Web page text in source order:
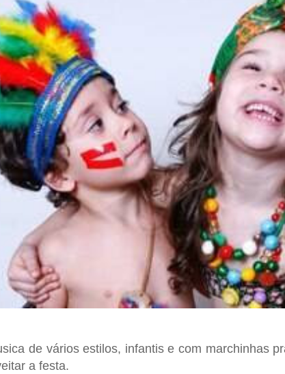
de vários estilos, infantis e com marchinhas
a festa.